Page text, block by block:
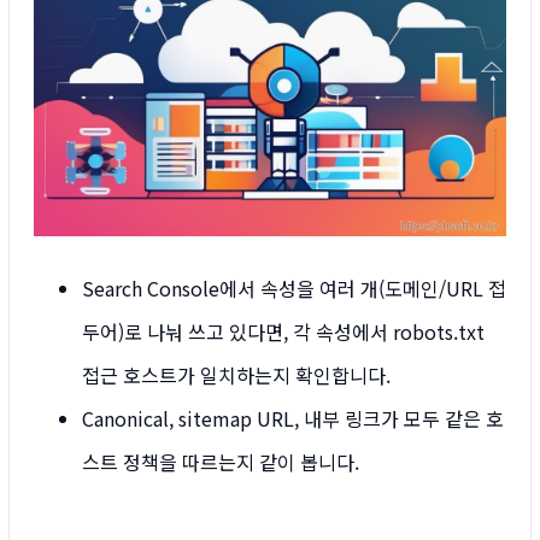
Search Console에서 속성을 여러 개(도메인/URL 접
두어)로 나눠 쓰고 있다면, 각 속성에서 robots.txt
접근 호스트가 일치하는지 확인합니다.
Canonical, sitemap URL, 내부 링크가 모두 같은 호
스트 정책을 따르는지 같이 봅니다.